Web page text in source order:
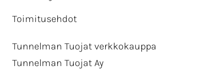
Toimitusehdot
Tunnelman Tuojat verkkokauppa
Tunnelman Tuojat Ay